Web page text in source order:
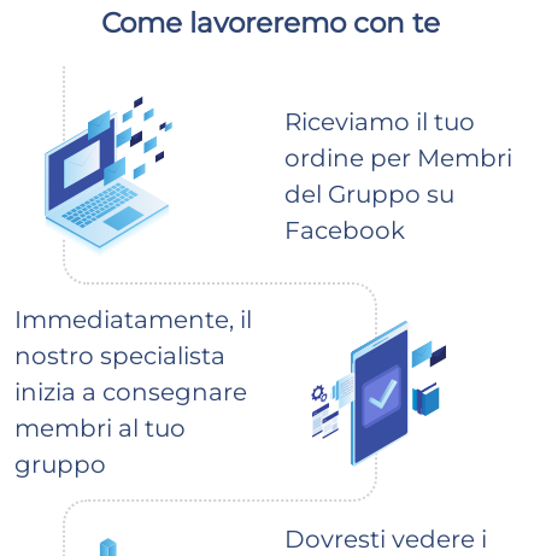
Come lavoreremo con te
Riceviamo il tuo
ordine per Membri
del Gruppo su
Facebook
Immediatamente, il
nostro specialista
inizia a consegnare
membri al tuo
gruppo
Dovresti vedere i